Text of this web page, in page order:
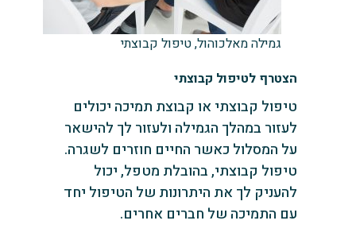
גמילה מאלכוהול, טיפול קבוצתי
הצטרף לטיפול קבוצתי
טיפול קבוצתי או קבוצת תמיכה יכולים
לעזור במהלך הגמילה ולעזור לך להישאר
על המסלול כאשר החיים חוזרים לשגרה.
טיפול קבוצתי, בהובלת מטפל, יכול
להעניק לך את היתרונות של הטיפול יחד
עם התמיכה של חברים אחרים.